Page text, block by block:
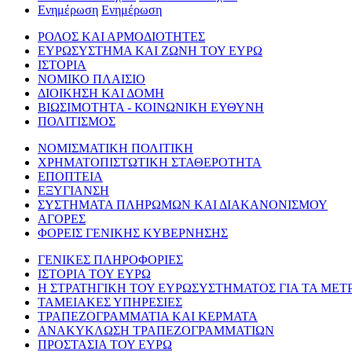
Ενημέρωση Ενημέρωση
ΡΟΛΟΣ ΚΑΙ ΑΡΜΟΔΙΟΤΗΤΕΣ
ΕΥΡΩΣΥΣΤΗΜΑ ΚΑΙ ΖΩΝΗ ΤΟΥ ΕΥΡΩ
ΙΣΤΟΡΙΑ
ΝΟΜΙΚΟ ΠΛΑΙΣΙΟ
ΔΙΟΙΚΗΣΗ ΚΑΙ ΔΟΜΗ
ΒΙΩΣΙΜΟΤΗΤΑ - ΚΟΙΝΩΝΙΚΗ ΕΥΘΥΝΗ
ΠΟΛΙΤΙΣΜΟΣ
ΝΟΜΙΣΜΑΤΙΚΗ ΠΟΛΙΤΙΚΗ
ΧΡΗΜΑΤΟΠΙΣΤΩΤΙΚΗ ΣΤΑΘΕΡΟΤΗΤΑ
ΕΠΟΠΤΕΙΑ
ΕΞΥΓΙΑΝΣΗ
ΣΥΣΤΗΜΑΤΑ ΠΛΗΡΩΜΩΝ ΚΑΙ ΔΙΑΚΑΝΟΝΙΣΜΟΥ
ΑΓΟΡΕΣ
ΦΟΡΕΙΣ ΓΕΝΙΚΗΣ ΚΥΒΕΡΝΗΣΗΣ
ΓΕΝΙΚΕΣ ΠΛΗΡΟΦΟΡΙΕΣ
ΙΣΤΟΡΙΑ ΤΟΥ ΕΥΡΩ
Η ΣΤΡΑΤΗΓΙΚΗ ΤΟΥ ΕΥΡΩΣΥΣΤΗΜΑΤΟΣ ΓΙΑ ΤΑ
ΤΑΜΕΙΑΚΕΣ ΥΠΗΡΕΣΙΕΣ
ΤΡΑΠΕΖΟΓΡΑΜΜΑΤΙΑ ΚΑΙ ΚΕΡΜΑΤΑ
ΑΝΑΚΥΚΛΩΣΗ ΤΡΑΠΕΖΟΓΡΑΜΜΑΤΙΩΝ
ΠΡΟΣΤΑΣΙΑ ΤΟΥ ΕΥΡΩ